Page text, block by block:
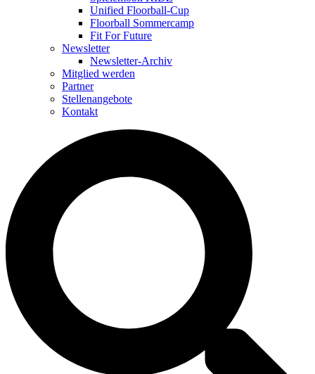
Unified Floorball-Cup
Floorball Sommercamp
Fit For Future
Newsletter
Newsletter-Archiv
Mitglied werden
Partner
Stellenangebote
Kontakt